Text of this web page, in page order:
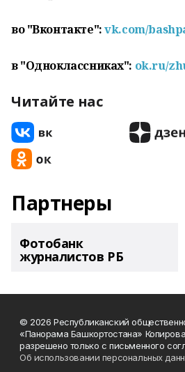
во "Вконтакте":vk.com/
в "Одноклассниках": ok.ru/
Читайте нас
Партнеры
Фотобанк
журналистов РБ
© 2026 Республиканский
«Панорама Башкортостана»
разрешено только с письменного
Об использовании персональных